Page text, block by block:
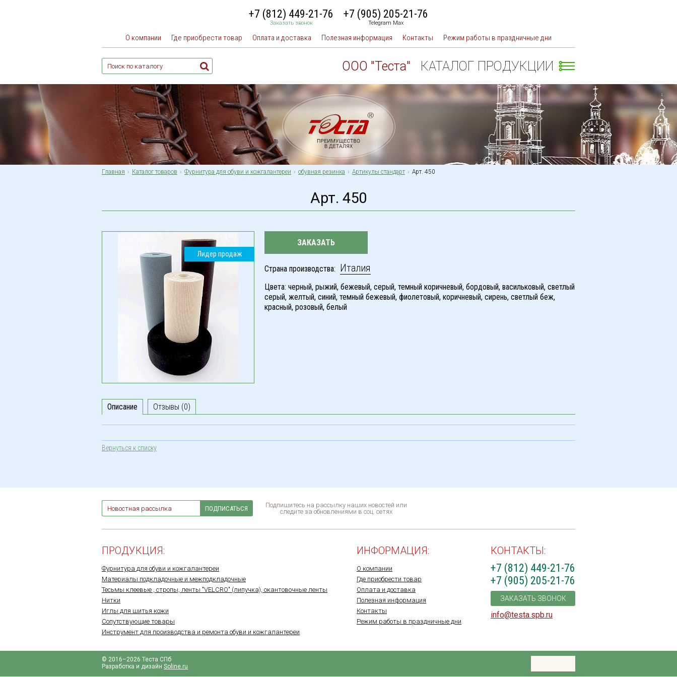
+7 (812) 449-21-76
Заказать звонок
+7 (905) 205-21-76
Telegram Max
О компании Где приобрести товар Оплата и доставка Полезная информация Контакты Режим работы в праздничные дни
ООО "Теста" КАТАЛОГ ПРОДУКЦИИ
Главная Каталог товаров Фурнитура для обуви и кожгалантереи обувная резинка Артикулы стандарт Арт. 450
Арт. 450
Лидер продаж
ЗАКАЗАТЬ
Страна производства: Италия
Цвета: черный, рыжий, бежевый, серый, темный коричневый, бордовый, васильковый, светлый
серый, желтый, синий, темный бежевый, фиолетовый, коричневый, сирень, светлый беж,
красный, розовый, белый
Описание Отзывы (0)
Вернуться к списку
ПОДПИСАТЬСЯ
Подпишитесь на рассылку наших новостей или
следите за обновлениями в соц. сетях
ПРОДУКЦИЯ:
Фурнитура для обуви и кожгалантереи
Материалы подкладочные и межподкладочные
Тесьмы клеевые , стропы, ленты "VELCRO" (липучка), окантовочные ленты
Нитки
Иглы для шитья кожи
Сопутствующие товары
Инструмент для производства и ремонта обуви и кожгалантереи
ИНФОРМАЦИЯ:
О компании
Где приобрести товар
Оплата и доставка
Полезная информация
Контакты
Режим работы в праздничные дни
КОНТАКТЫ:
+7 (812) 449-21-76
+7 (905) 205-21-76
ЗАКАЗАТЬ ЗВОНОК
info@testa.spb.ru
© 2016–2026 Теста СПб
Разработка и дизайн Soline.ru